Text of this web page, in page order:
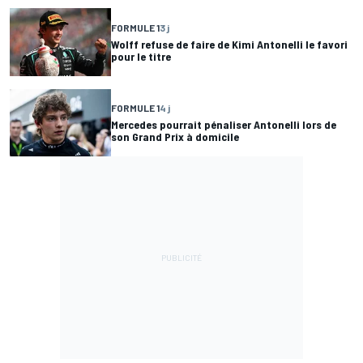
FORMULE 13 j
Wolff refuse de faire de Kimi Antonelli le favori
pour le titre
FORMULE 14 j
Mercedes pourrait pénaliser Antonelli lors de
son Grand Prix à domicile